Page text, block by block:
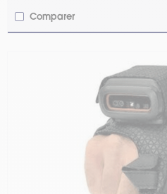
Comparer